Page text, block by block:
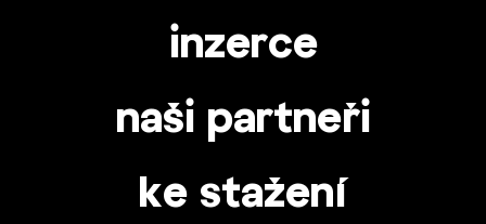
inzerce
naši partneři
ke stažení